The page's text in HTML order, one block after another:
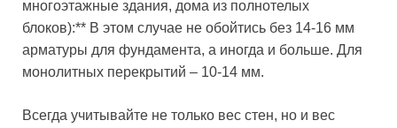
многоэтажные здания, дома из полнотелых
блоков):** В этом случае не обойтись без 14-16 мм
арматуры для фундамента, а иногда и больше. Для
монолитных перекрытий – 10-14 мм.
Всегда учитывайте не только вес стен, но и вес